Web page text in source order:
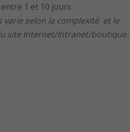
entre 1 et 10 jours.
varie selon la complexité et le
site Internet/Intranet/boutique.